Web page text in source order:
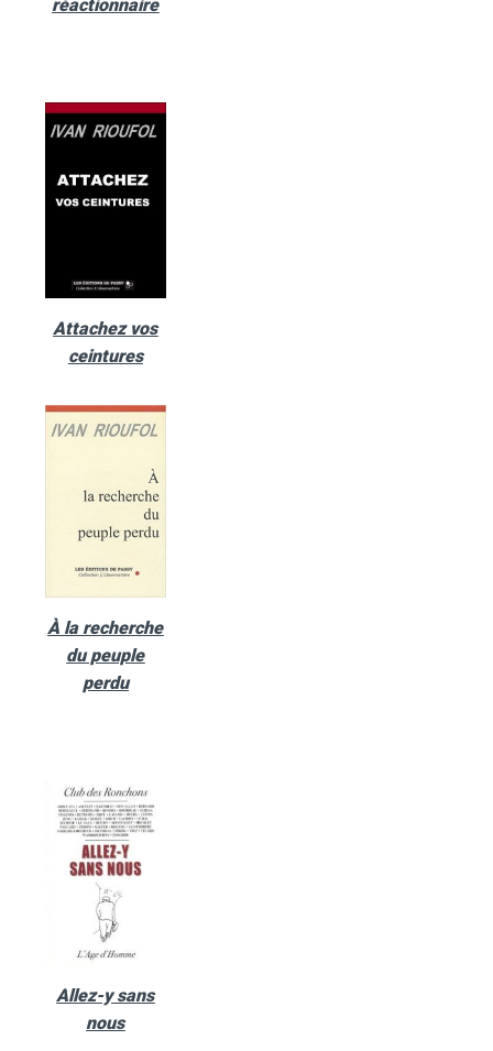
réactionnaire
Attachez vos
ceintures
À la recherche
du peuple
perdu
Allez-y sans
nous